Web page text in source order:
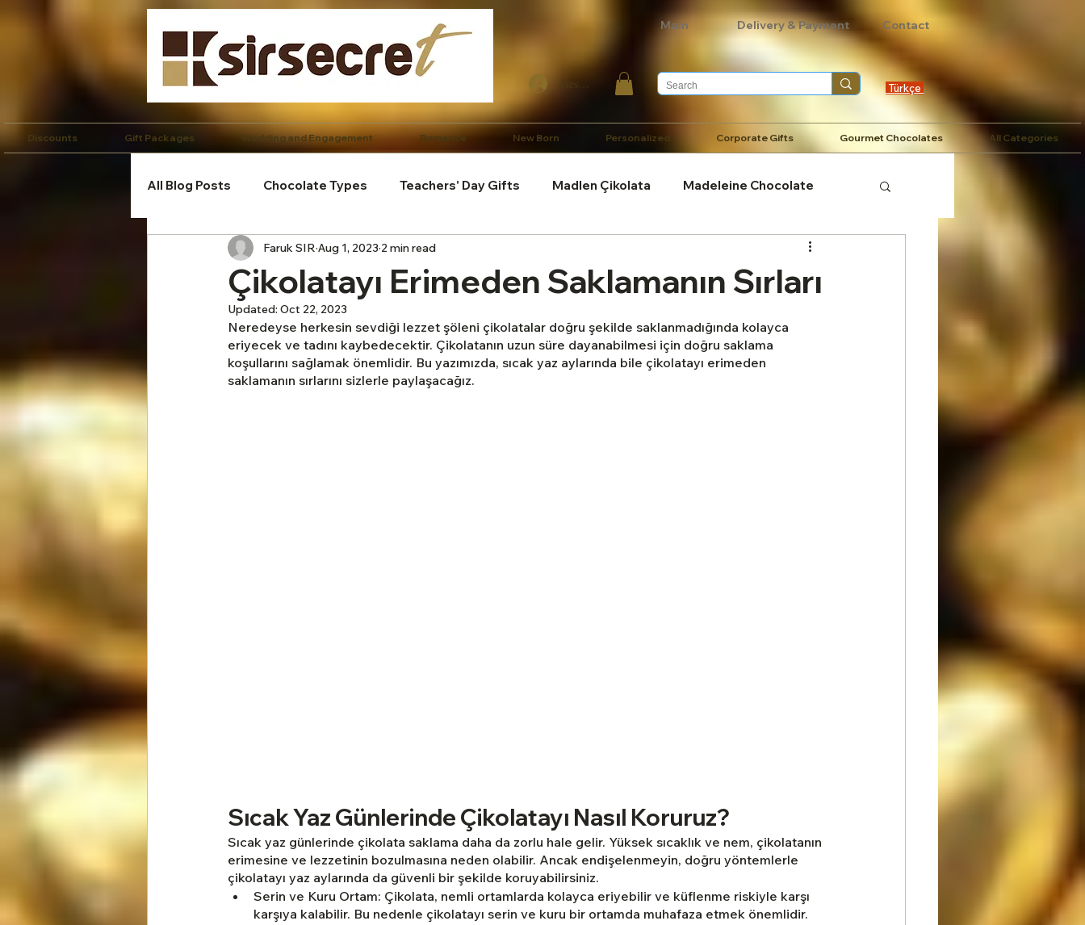
Main Contact
Delivery & Payment
Hesabım Türkçe
Discounts Gift Packages Wedding and Engagement Romance New Born Personalized Corporate Gifts Gourmet Chocolates All Categories
All Blog Posts Chocolate Types Teachers' Day Gifts Madlen Çikolata Madeleine Chocolate
Kişiye Özel Çikolata Fit / Diyet Çikolata Çikolata ve Sağlık İlişkisi
Çikolata Tarifleri Kurumsal Hediyeler
İsteme, Söz ve Nişan Çikolataları Kadınlar Günü Hediyesi
Çikolatayı Erimeden Saklamanın Sırları
Faruk SIR Aug 1, 2023 2 min read
Updated: Oct 22, 2023
Neredeyse herkesin sevdiği lezzet şöleni çikolatalar doğru şekilde saklanmadığında kolayca
eriyecek ve tadını kaybedecektir. Çikolatanın uzun süre dayanabilmesi için doğru saklama
koşullarını sağlamak önemlidir. Bu yazımızda, sıcak yaz aylarında bile çikolatayı erimeden
saklamanın sırlarını sizlerle paylaşacağız.
Sıcak Yaz Günlerinde Çikolatayı Nasıl Koruruz?
Sıcak yaz günlerinde çikolata saklama daha da zorlu hale gelir. Yüksek sıcaklık ve nem, çikolatanın
erimesine ve lezzetinin bozulmasına neden olabilir. Ancak endişelenmeyin, doğru yöntemlerle
çikolatayı yaz aylarında da güvenli bir şekilde koruyabilirsiniz.
Serin ve Kuru Ortam: Çikolata, nemli ortamlarda kolayca eriyebilir ve küflenme riskiyle karşı
karşıya kalabilir. Bu nedenle çikolatayı serin ve kuru bir ortamda muhafaza etmek önemlidir.